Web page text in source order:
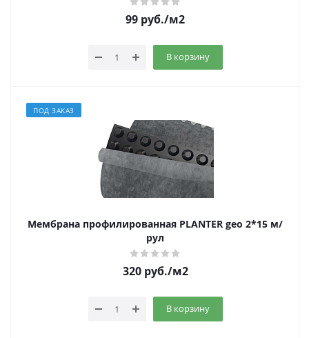
99 руб./м2
В корзину
ПОД ЗАКАЗ
Мембрана профилированная PLANTER geo 2*15 м/
рул
320руб./м2
В корзину